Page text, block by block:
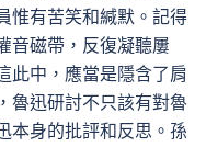
惟有苦笑和緘默。記得
音磁帶，反復凝聽屢
此中，應當是隱含了肩
魯迅研討不只該有對魯
本身的批評和反思。孫